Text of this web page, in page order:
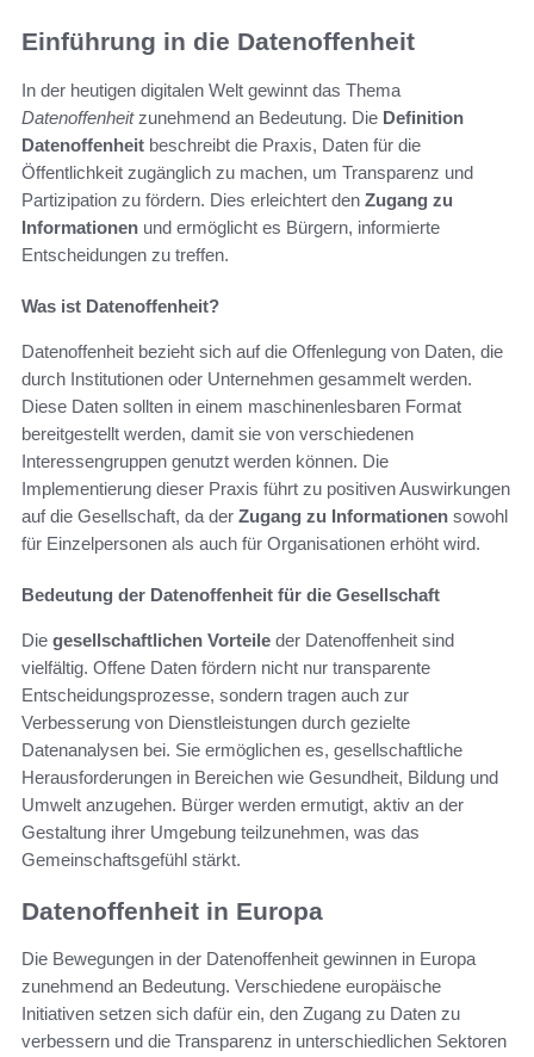
Einführung in die Datenoffenheit
In der heutigen digitalen Welt gewinnt das Thema
Datenoffenheitzunehmend an Bedeutung. Die Definition
Datenoffenheit beschreibt die Praxis, Daten für die
Öffentlichkeit zugänglich zu machen, um Transparenz und
Partizipation zu fördern. Dies erleichtert den Zugang zu
Informationen und ermöglicht es Bürgern, informierte
Entscheidungen zu treffen.
Was ist Datenoffenheit?
Datenoffenheit bezieht sich auf die Offenlegung von Daten, die
durch Institutionen oder Unternehmen gesammelt werden.
Diese Daten sollten in einem maschinenlesbaren Format
bereitgestellt werden, damit sie von verschiedenen
Interessengruppen genutzt werden können. Die
Implementierung dieser Praxis führt zu positiven Auswirkungen
auf die Gesellschaft, da der Zugang zu Informationen sowohl
für Einzelpersonen als auch für Organisationen erhöht wird.
Bedeutung der Datenoffenheit für die Gesellschaft
Die gesellschaftlichen Vorteile der Datenoffenheit sind
vielfältig. Offene Daten fördern nicht nur transparente
Entscheidungsprozesse, sondern tragen auch zur
Verbesserung von Dienstleistungen durch gezielte
Datenanalysen bei. Sie ermöglichen es, gesellschaftliche
Herausforderungen in Bereichen wie Gesundheit, Bildung und
Umwelt anzugehen. Bürger werden ermutigt, aktiv an der
Gestaltung ihrer Umgebung teilzunehmen, was das
Gemeinschaftsgefühl stärkt.
Datenoffenheit in Europa
Die Bewegungen in der Datenoffenheit gewinnen in Europa
zunehmend an Bedeutung. Verschiedene europäische
Initiativen setzen sich dafür ein, den Zugang zu Daten zu
verbessern und die Transparenz in unterschiedlichen Sektoren